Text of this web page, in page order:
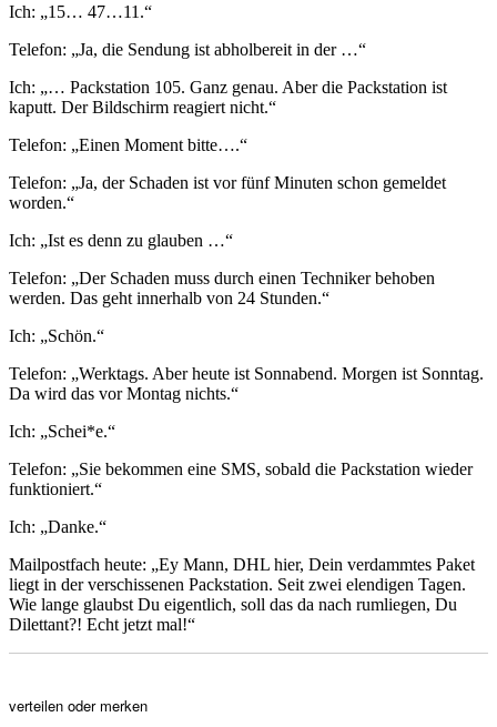
Ich: „15… 47…11.“
Telefon: „Ja, die Sendung ist abholbereit in der …“
Ich: „… Packstation 105. Ganz genau. Aber die Packstation ist
kaputt. Der Bildschirm reagiert nicht.“
Telefon: „Einen Moment bitte….“
Telefon: „Ja, der Schaden ist vor fünf Minuten schon gemeldet
worden.“
Ich: „Ist es denn zu glauben …“
Telefon: „Der Schaden muss durch einen Techniker behoben
werden. Das geht innerhalb von 24 Stunden.“
Ich: „Schön.“
Telefon: „Werktags. Aber heute ist Sonnabend. Morgen ist Sonntag.
Da wird das vor Montag nichts.“
Ich: „Schei*e.“
Telefon: „Sie bekommen eine SMS, sobald die Packstation wieder
funktioniert.“
Ich: „Danke.“
Mailpostfach heute: „Ey Mann, DHL hier, Dein verdammtes Paket
liegt in der verschissenen Packstation. Seit zwei elendigen Tagen.
Wie lange glaubst Du eigentlich, soll das da nach rumliegen, Du
Dilettant?! Echt jetzt mal!“
verteilen oder merken